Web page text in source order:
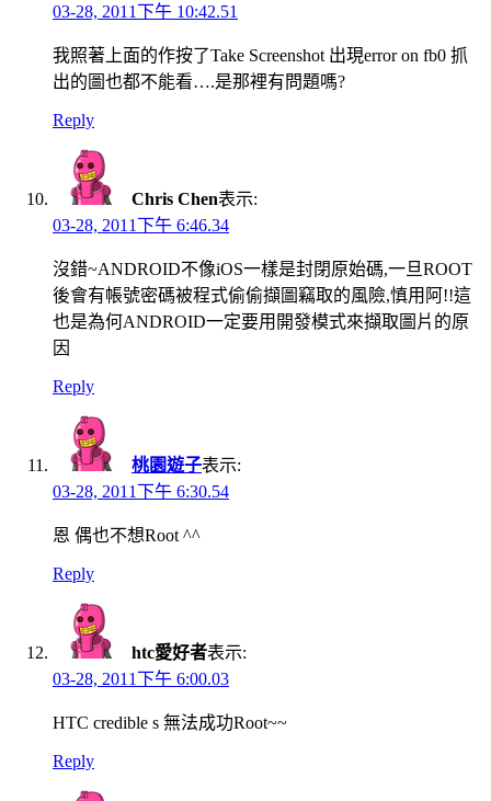
03-28, 2011下午 10:42.51
我照著上面的作按了Take Screenshot 出現error on fb0 抓
出的圖也都不能看….是那裡有問題嗎?
Reply
Chris Chen表示:
03-28, 2011下午 6:46.34
沒錯~ANDROID不像iOS一樣是封閉原始碼,一旦ROOT
後會有帳號密碼被程式偷偷擷圖竊取的風險,慎用阿!!這
也是為何ANDROID一定要用開發模式來擷取圖片的原
因
Reply
桃園遊子表示:
03-28, 2011下午 6:30.54
恩 偶也不想Root ^^
Reply
htc愛好者表示:
03-28, 2011下午 6:00.03
HTC credible s 無法成功Root~~
Reply